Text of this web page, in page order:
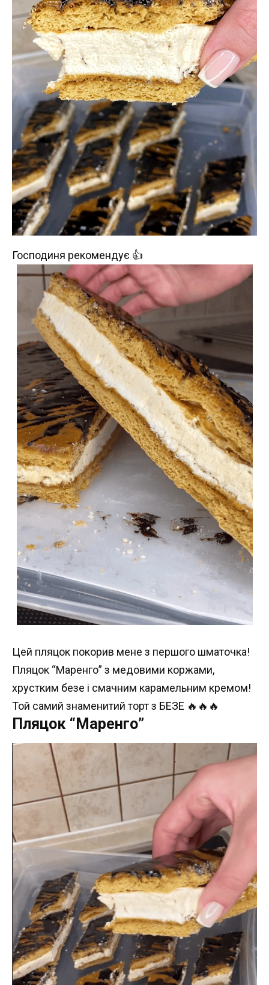
Господиня рекомендує 👍
Цей пляцок покорив мене з першого шматочка!
Пляцок “Маренго” з медовими коржами,
хрустким безе і смачним карамельним кремом!
Той самий знаменитий торт з БЕЗЕ 🔥🔥🔥
Пляцок “Маренго”